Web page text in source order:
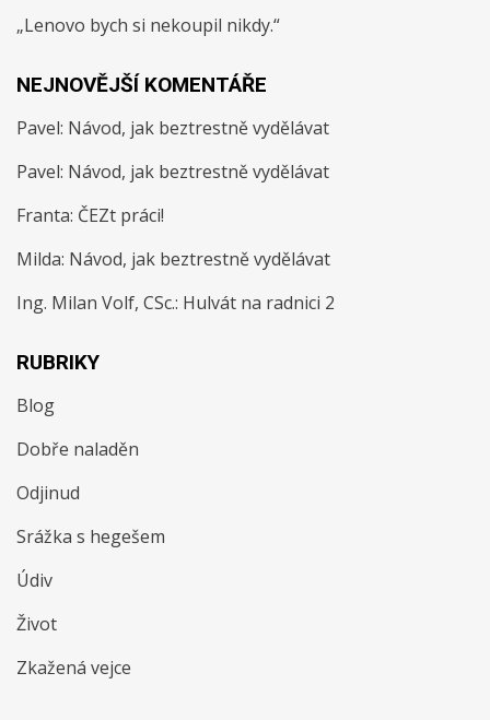
„Lenovo bych si nekoupil nikdy.“
NEJNOVĚJŠÍ KOMENTÁŘE
Pavel: Návod, jak beztrestně vydělávat
Pavel: Návod, jak beztrestně vydělávat
Franta: ČEZt práci!
Milda: Návod, jak beztrestně vydělávat
Ing. Milan Volf, CSc.: Hulvát na radnici 2
RUBRIKY
Blog
Dobře naladěn
Odjinud
Srážka s hegešem
Údiv
Život
Zkažená vejce